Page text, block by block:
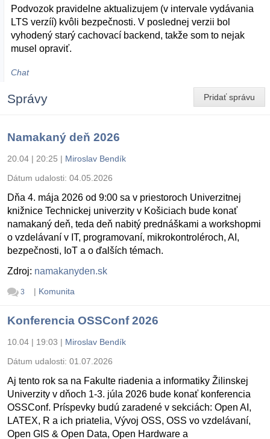
Podvozok pravidelne aktualizujem (v intervale vydávania
LTS verzíí) kvôli bezpečnosti. V poslednej verzii bol
vyhodený starý cachovací backend, takže som to nejak
musel opraviť.
Chat
Pridať správu
Správy
Namakaný deň 2026
20.04 | 20:25 | Miroslav Bendík
Dátum udalosti: 04.05.2026
Dňa 4. mája 2026 od 9:00 sa v priestoroch Univerzitnej
knižnice Technickej univerzity v Košiciach bude konať
namakaný deň, teda deň nabitý prednáškami a workshopmi
o vzdelávaní v IT, programovaní, mikrokontroléroch, AI,
bezpečnosti, IoT a o ďalších témach.
Zdroj: namakanyden.sk
3 | Komunita
Konferencia OSSConf 2026
10.04 | 19:03 | Miroslav Bendík
Dátum udalosti: 01.07.2026
Aj tento rok sa na Fakulte riadenia a informatiky Žilinskej
Univerzity v dňoch 1-3. júla 2026 bude konať konferencia
OSSConf. Príspevky budú zaradené v sekciách: Open AI,
LATEX, R a ich priatelia, Vývoj OSS, OSS vo vzdelávaní,
Open GIS & Open Data, Open Hardware a